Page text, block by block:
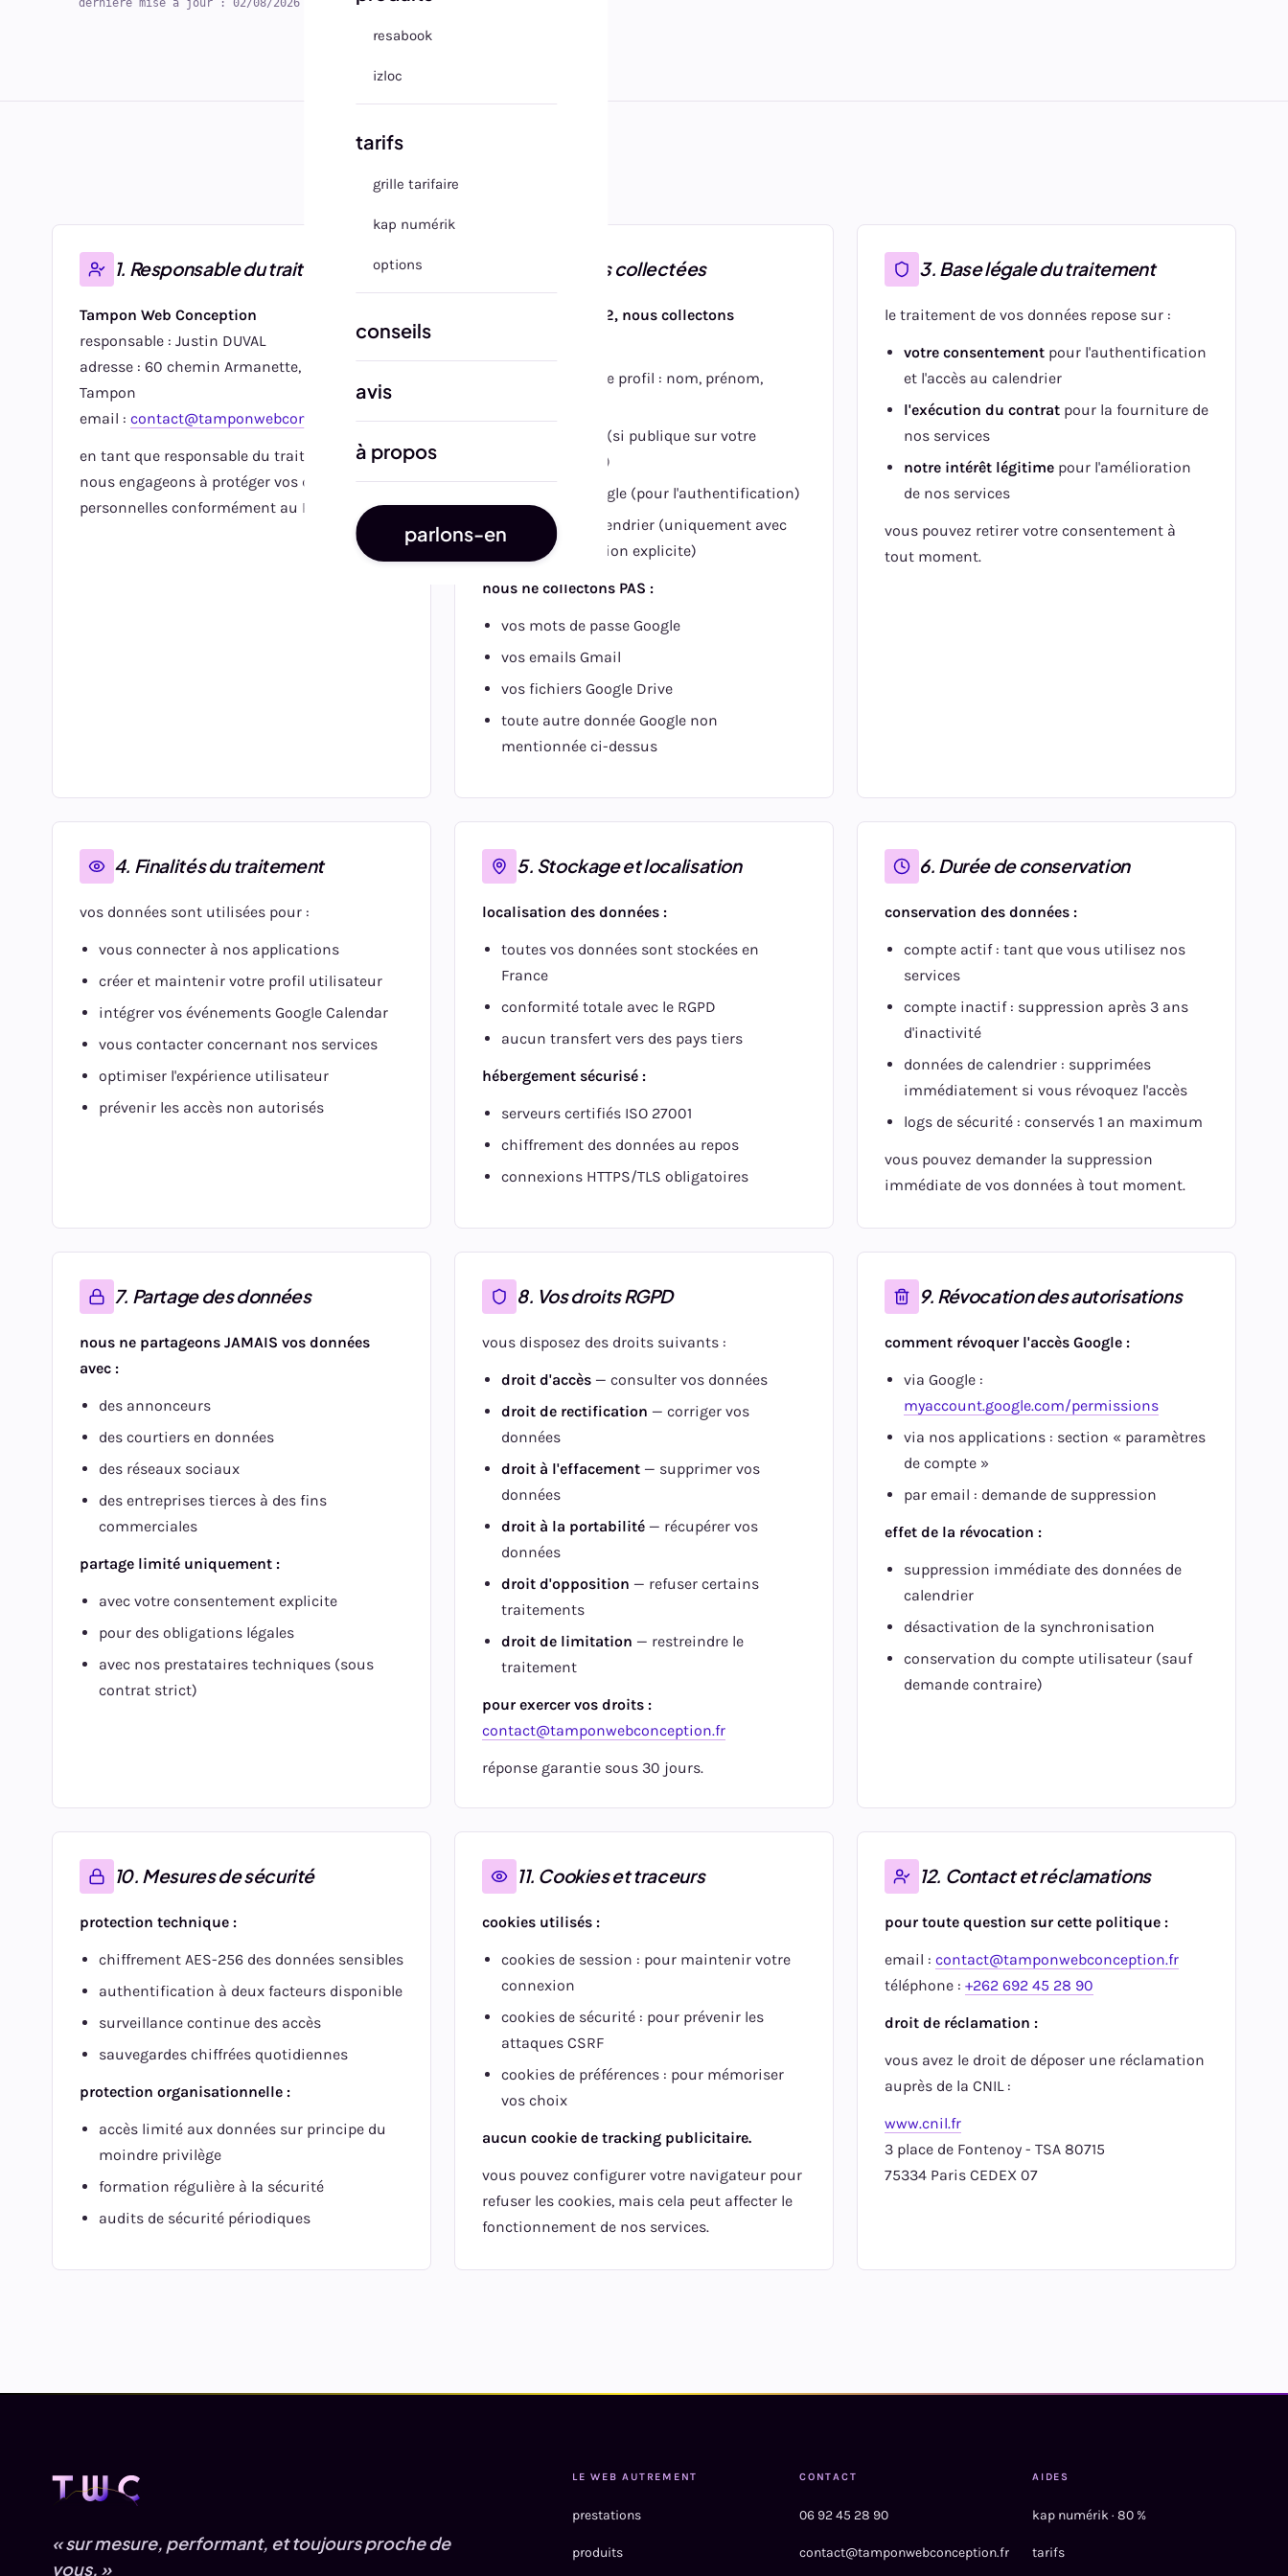
resabook
izloc
tarifs
grille tarifaire
kap numérik
options
conseils
avis
à propos
parlons-en
1. Responsable du traitement
Tampon Web Conception
responsable : Justin DUVAL
adresse : 60 chemin Armanette, 97430 Le
Tampon
email : contact@tamponwebconception.fr
en tant que responsable du traitement, nous
nous engageons à protéger vos données
personnelles conformément au RGPD.
2. Données collectées
via Google OAuth2, nous collectons
informations de profil : nom, prénom,
photo de profil (si publique sur votre
compte Google)
identifiant Google (pour l'authentification)
données de calendrier (uniquement avec
votre autorisation explicite)
nous ne collectons PAS :
vos mots de passe Google
vos emails Gmail
vos fichiers Google Drive
toute autre donnée Google non
mentionnée ci-dessus
3. Base légale du traitement
le traitement de vos données repose sur :
votre consentement pour l'authentification
et l'accès au calendrier
l'exécution du contrat pour la fourniture de
nos services
notre intérêt légitime pour l'amélioration
de nos services
vous pouvez retirer votre consentement à
tout moment.
4. Finalités du traitement
vos données sont utilisées pour :
vous connecter à nos applications
créer et maintenir votre profil utilisateur
intégrer vos événements Google Calendar
vous contacter concernant nos services
optimiser l'expérience utilisateur
prévenir les accès non autorisés
5. Stockage et localisation
localisation des données :
toutes vos données sont stockées en
France
conformité totale avec le RGPD
aucun transfert vers des pays tiers
hébergement sécurisé :
serveurs certifiés ISO 27001
chiffrement des données au repos
connexions HTTPS/TLS obligatoires
6. Durée de conservation
conservation des données :
compte actif : tant que vous utilisez nos
services
compte inactif : suppression après 3 ans
d'inactivité
données de calendrier : supprimées
immédiatement si vous révoquez l'accès
logs de sécurité : conservés 1 an maximum
vous pouvez demander la suppression
immédiate de vos données à tout moment.
7. Partage des données
nous ne partageons JAMAIS vos données
avec :
des annonceurs
des courtiers en données
des réseaux sociaux
des entreprises tierces à des fins
commerciales
partage limité uniquement :
avec votre consentement explicite
pour des obligations légales
avec nos prestataires techniques (sous
contrat strict)
8. Vos droits RGPD
vous disposez des droits suivants :
droit d'accès— consulter vos données
droit de rectification — corriger vos
données
droit à l'effacement— supprimer vos
données
droit à la portabilité— récupérer vos
données
droit d'opposition — refuser certains
traitements
droit de limitation — restreindre le
traitement
pour exercer vos droits :
contact@tamponwebconception.fr
réponse garantie sous 30 jours.
9. Révocation des autorisations
comment révoquer l'accès Google :
via Google :
myaccount.google.com/permissions
via nos applications : section « paramètres
de compte »
par email : demande de suppression
effet de la révocation :
suppression immédiate des données de
calendrier
désactivation de la synchronisation
conservation du compte utilisateur (sauf
demande contraire)
10. Mesures de sécurité
protection technique :
chiffrement AES-256 des données sensibles
authentification à deux facteurs disponible
surveillance continue des accès
sauvegardes chiffrées quotidiennes
protection organisationnelle :
accès limité aux données sur principe du
moindre privilège
formation régulière à la sécurité
audits de sécurité périodiques
11. Cookies et traceurs
cookies utilisés :
cookies de session : pour maintenir votre
connexion
cookies de sécurité : pour prévenir les
attaques CSRF
cookies de préférences : pour mémoriser
vos choix
aucun cookie de tracking publicitaire.
vous pouvez configurer votre navigateur pour
refuser les cookies, mais cela peut affecter le
fonctionnement de nos services.
12. Contact et réclamations
pour toute question sur cette politique :
email :contact@tamponwebconception.fr
téléphone :+262 692 45 28 90
droit de réclamation :
vous avez le droit de déposer une réclamation
auprès de la CNIL :
www.cnil.fr
3 place de Fontenoy - TSA 80715
75334 Paris CEDEX 07
« sur mesure, performant, et toujours proche de
vous. »
LE WEB AUTREMENT
prestations
produits
CONTACT
06 92 45 28 90
contact@tamponwebconception.fr
AIDES
kap numérik · 80 %
tarifs